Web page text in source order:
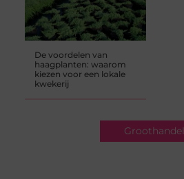
De voordelen van
haagplanten: waarom
kiezen voor een lokale
kwekerij
Groothandel